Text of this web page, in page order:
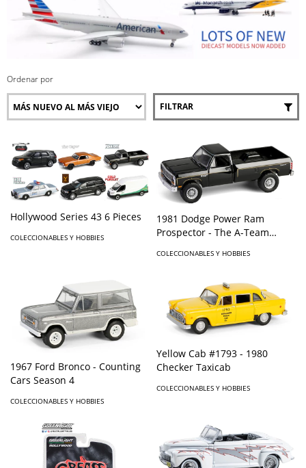
Ordenar por
FILTRAR
Hollywood Series 43 6 Pieces
COLECCIONABLES Y HOBBIES
1981 Dodge Power Ram
Prospector - The A-Team
COLECCIONABLES Y HOBBIES
1967 Ford Bronco - Counting
Cars Season 4
COLECCIONABLES Y HOBBIES
Yellow Cab #1793 - 1980
Checker Taxicab
COLECCIONABLES Y HOBBIES